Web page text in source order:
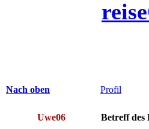
Nach oben Profil
Uwe06 Betreff des